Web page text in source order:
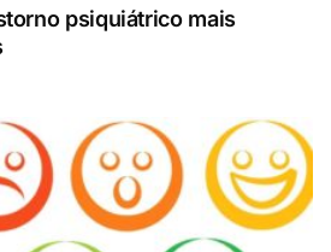
psiquiátrico mais